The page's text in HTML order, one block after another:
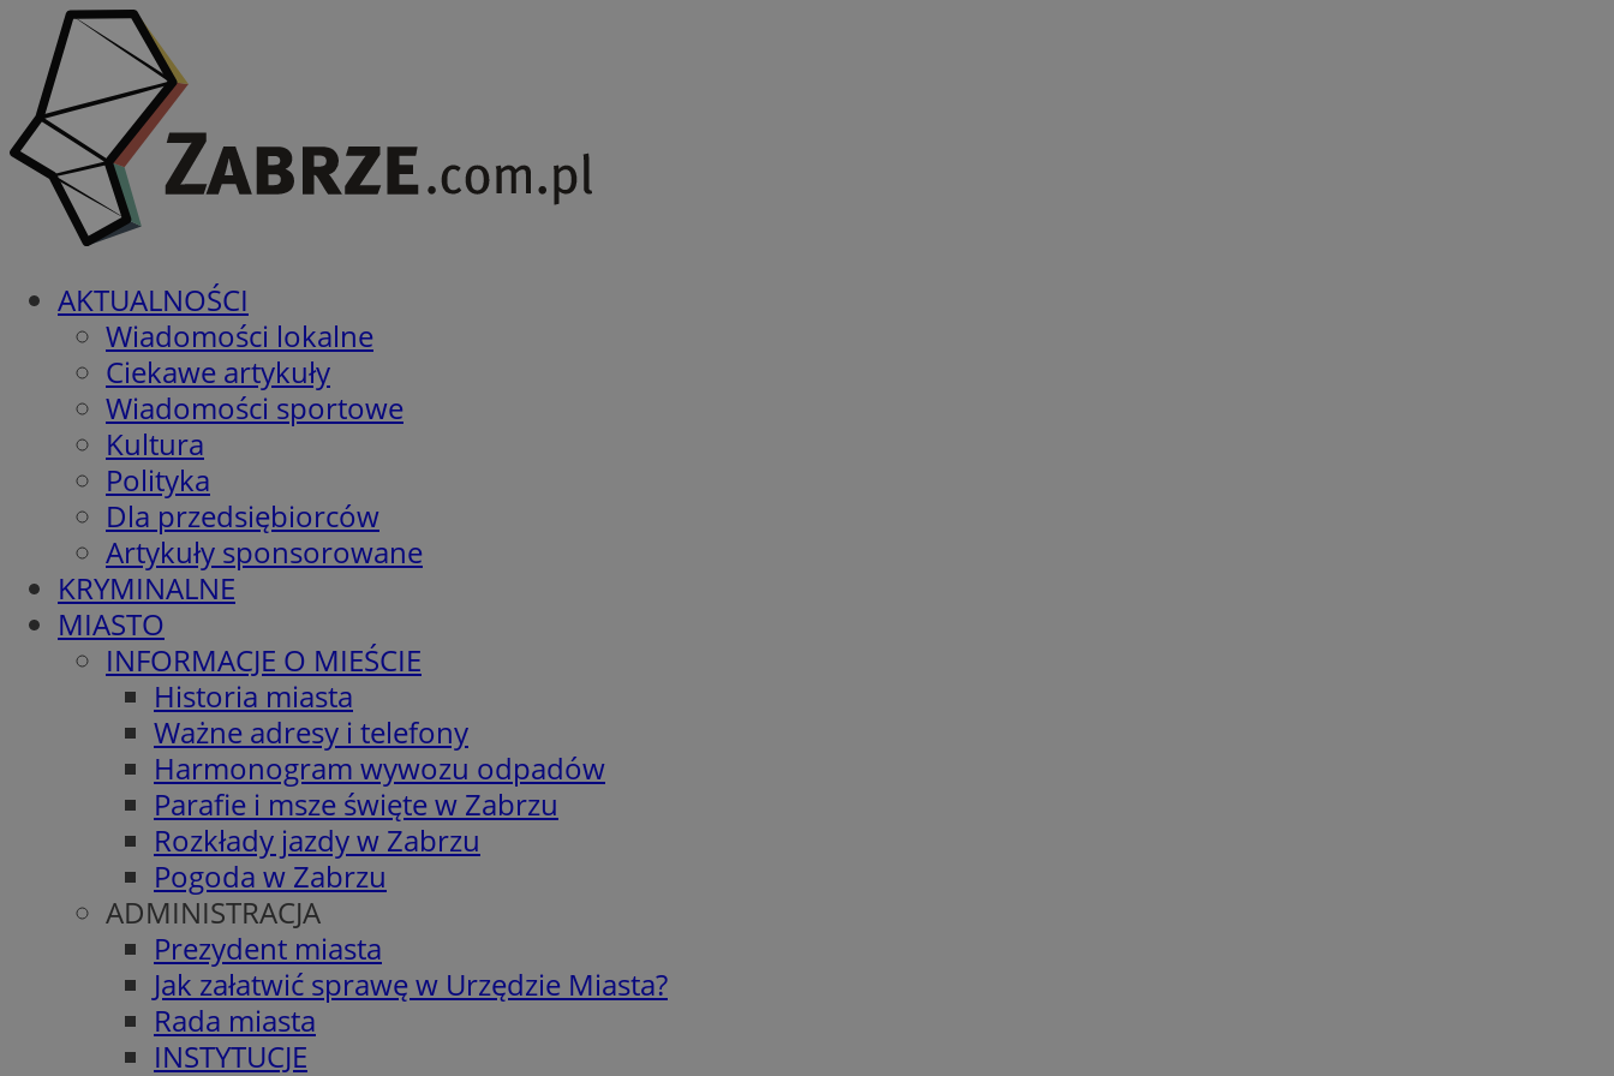
AKTUALNOŚCI
Wiadomości lokalne
Ciekawe artykuły
Wiadomości sportowe
Kultura
Polityka
Dla przedsiębiorców
Artykuły sponsorowane
KRYMINALNE
MIASTO
INFORMACJE O MIEŚCIE
Historia miasta
Ważne adresy i telefony
Harmonogram wywozu odpadów
Parafie i msze święte w Zabrzu
Rozkłady jazdy w Zabrzu
Pogoda w Zabrzu
ADMINISTRACJA
Prezydent miasta
Jak załatwić sprawę w Urzędzie Miasta?
Rada miasta
INSTYTUCJE